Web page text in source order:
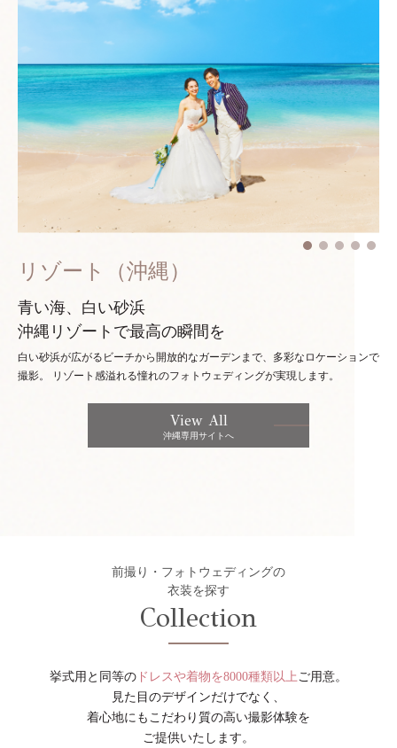
リゾート（沖縄）
青い海、白い砂浜
沖縄リゾートで最高の瞬間を
白い砂浜が広がるビーチから開放的なガーデンまで、多彩なロケーションで
撮影。
リゾート感溢れる憧れのフォトウェディングが実現します。
View All
沖縄専用サイトへ
前撮り・フォトウェディングの
衣装を探す
Collection
挙式用と同等の ドレスや着物を8000種類以上 ご用意。
見た目のデザインだけでなく、
着心地にもこだわり質の高い撮影体験を
ご提供いたします。